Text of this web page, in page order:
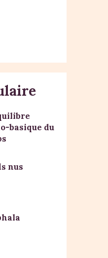
basique du
nus